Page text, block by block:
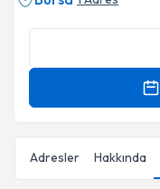
Adresler Hakkında